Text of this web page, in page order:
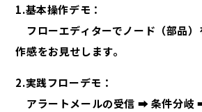
1.基本操作デモ：
フローエディターでノード（部品
作感をお見せします。
2.実践フローデモ：
アラートメールの受信 ➡ 条件分岐